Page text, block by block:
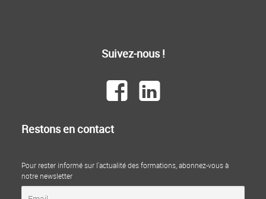
Suivez-nous !
Restons en contact
Pour rester informé sur l'actualité des formations, abonnez-vous à
notre newsletter